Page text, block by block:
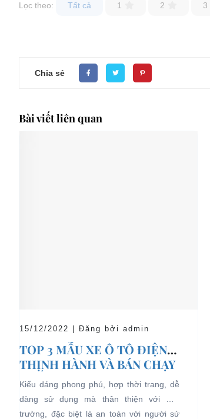
Lọc theo: Tất cả 1 2 3
Chia sẻ
Bài viết liên quan
15/12/2022 | Đăng bởi admin
TOP 3 MẪU XE Ô TÔ ĐIỆN
THỊNH HÀNH VÀ BÁN CHẠY
NHẤT HIỆN NAY
Kiểu dáng phong phú, hợp thời trang, dễ
dàng sử dụng mà thân thiện với môi
trường, đặc biệt là an toàn với người sử